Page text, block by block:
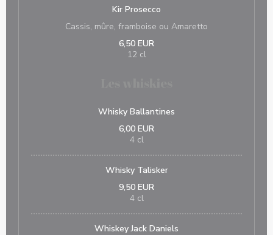
Kir Prosecco
Cassis, mûre, framboise ou Amaretto
6,50 EUR
12 cl
Whisky Ballantines
6,00 EUR
4 cl
Whisky Talisker
9,50 EUR
4 cl
Whiskey Jack Daniels